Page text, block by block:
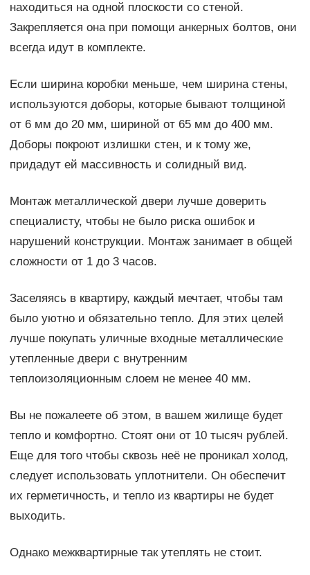
находиться на одной плоскости со стеной.
Закрепляется она при помощи анкерных болтов, они
всегда идут в комплекте.
Если ширина коробки меньше, чем ширина стены,
используются доборы, которые бывают толщиной
от 6 мм до 20 мм, шириной от 65 мм до 400 мм.
Доборы покроют излишки стен, и к тому же,
придадут ей массивность и солидный вид.
Монтаж металлической двери лучше доверить
специалисту, чтобы не было риска ошибок и
нарушений конструкции. Монтаж занимает в общей
сложности от 1 до 3 часов.
Заселяясь в квартиру, каждый мечтает, чтобы там
было уютно и обязательно тепло. Для этих целей
лучше покупать уличные входные металлические
утепленные двери с внутренним
теплоизоляционным слоем не менее 40 мм.
Вы не пожалеете об этом, в вашем жилище будет
тепло и комфортно. Стоят они от 10 тысяч рублей.
Еще для того чтобы сквозь неё не проникал холод,
следует использовать уплотнители. Он обеспечит
их герметичность, и тепло из квартиры не будет
выходить.
Однако межквартирные так утеплять не стоит.